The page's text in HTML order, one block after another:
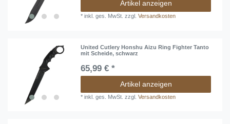
Artikel anzeigen
*inkl. ges. MwSt. zzgl.Versandkosten
United Cutlery Honshu Aizu Ring Fighter Tanto
mit Scheide, schwarz
65,99 € *
Artikel anzeigen
*inkl. ges. MwSt. zzgl.Versandkosten